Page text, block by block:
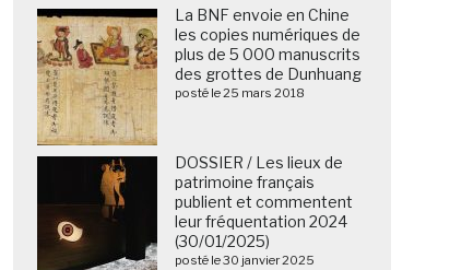
La BNF envoie en Chine
les copies numériques de
plus de 5 000 manuscrits
des grottes de Dunhuang
posté le 25 mars 2018
DOSSIER / Les lieux de
patrimoine français
publient et commentent
leur fréquentation 2024
(30/01/2025)
posté le 30 janvier 2025